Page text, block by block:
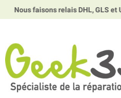
Nous faisons relais DHL, GLS et UPS.